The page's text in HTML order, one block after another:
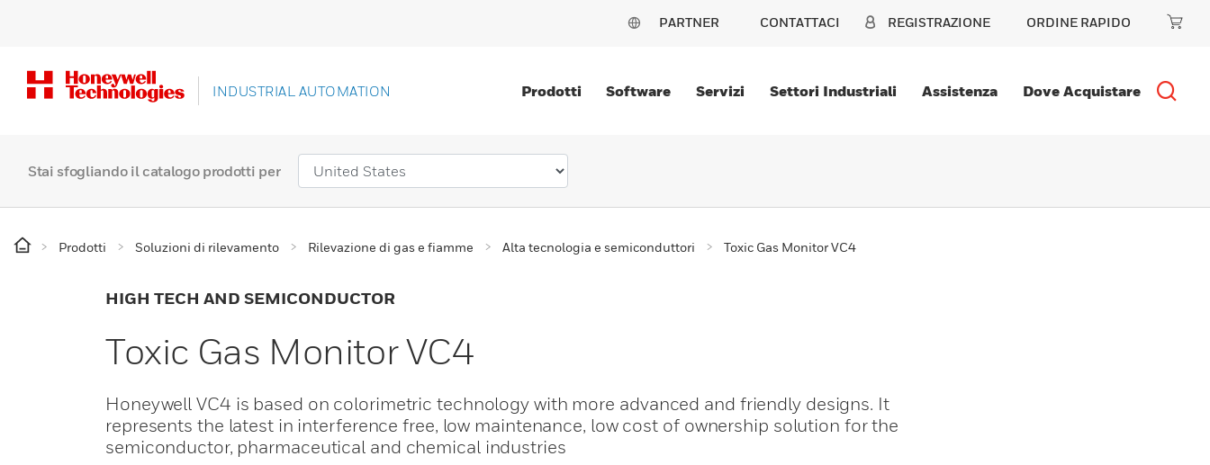
PARTNER CONTATTACI REGISTRAZIONE ORDINE RAPIDO
INDUSTRIAL AUTOMATION Prodotti Software Servizi Settori Industriali Assistenza Dove Acquistare
Stai sfogliando il catalogo prodotti per
Prodotti Soluzioni di rilevamento Rilevazione di gas e fiamme Alta tecnologia e semiconduttori Toxic Gas Monitor VC4
HIGH TECH AND SEMICONDUCTOR
Toxic Gas Monitor VC4
Honeywell VC4 is based on colorimetric technology with more advanced and friendly designs. It
represents the latest in interference free, low maintenance, low cost of ownership solution for the
semiconductor, pharmaceutical and chemical industries